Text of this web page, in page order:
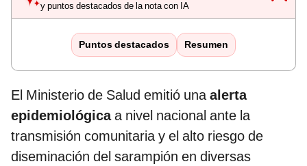
y puntos destacados de la nota con IA
Puntos destacados Resumen
El Ministerio de Salud emitió unaalerta
epidemiológicaa nivel nacional ante la
transmisión comunitaria y el alto riesgo de
diseminación del sarampión en diversas